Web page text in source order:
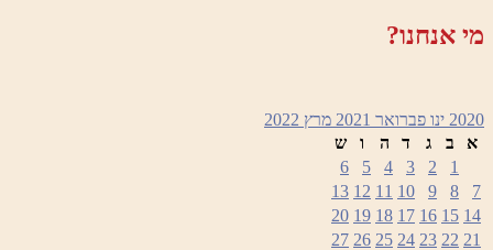
מי אנחנו?
2020 ינו פברואר 2021 מרץ 2022
א
ב ג ד ה ו
ש
1
2
3
4
5
6
7
8
9
10
11
12
13
14
15
16
17
18
19
20
21
22
23
24
25
26
27